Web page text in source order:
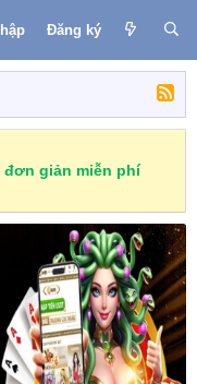
Đăng ký
giản miễn phí